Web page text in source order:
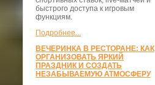
быстрого доступа к игровым
функциям.
Подробнее...
ВЕЧЕРИНКА В РЕСТОРАНЕ: КАК
ОРГАНИЗОВАТЬ ЯРКИЙ
ПРАЗДНИК И СОЗДАТЬ
НЕЗАБЫВАЕМУЮ АТМОСФЕРУ